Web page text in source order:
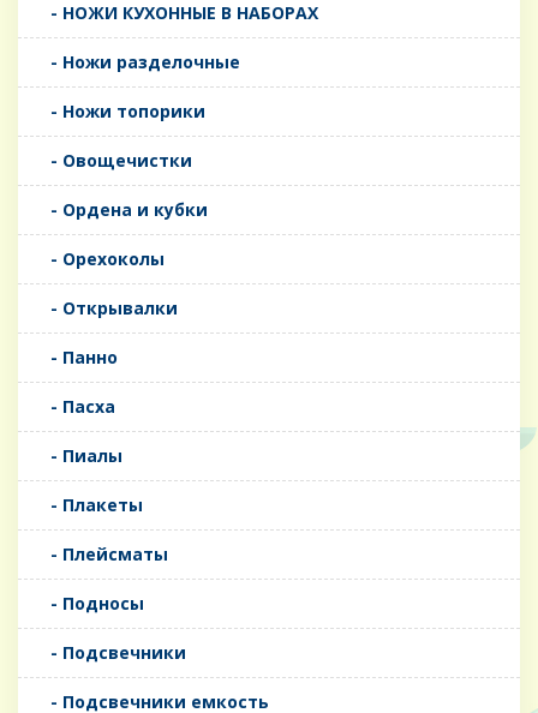
- НОЖИ КУХОННЫЕ В НАБОРАХ
- Ножи разделочные
- Ножи топорики
- Овощечистки
- Ордена и кубки
- Орехоколы
- Открывалки
- Панно
- Пасха
- Пиалы
- Плакеты
- Плейсматы
- Подносы
- Подсвечники
- Подсвечники емкость